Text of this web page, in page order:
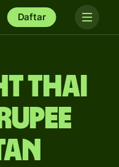
Daftar
Thai